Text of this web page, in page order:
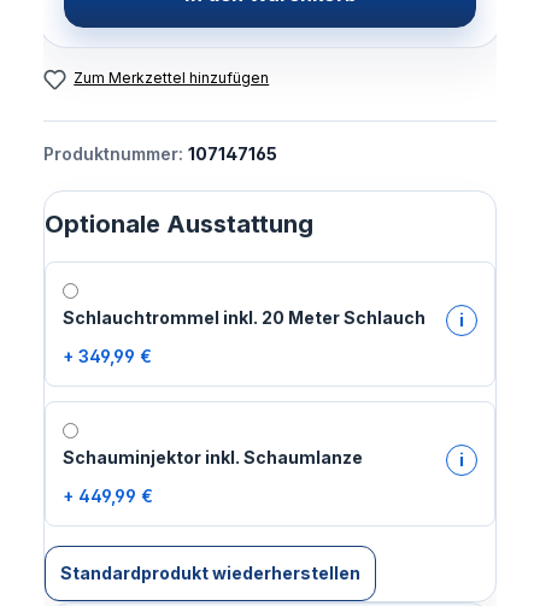
Zum Merkzettel hinzufügen
Produktnummer: 107147165
Optionale Ausstattung
Schlauchtrommel inkl. 20 Meter Schlauch
i
+ 349,99 €
Schauminjektor inkl. Schaumlanze
i
+ 449,99 €
Standardprodukt wiederherstellen